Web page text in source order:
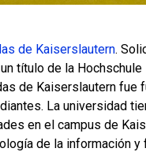
de Kaiserslautern.
título de la
de Kaiserslautern fue
La universidad
en el campus de
de la información y